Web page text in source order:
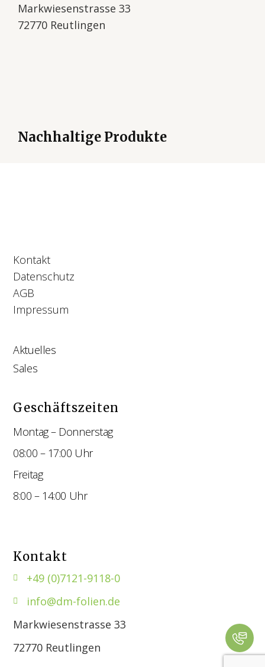
Markwiesenstrasse 33
72770 Reutlingen
Nachhaltige Produkte
Kontakt
Datenschutz
AGB
Impressum
Aktuelles
Sales
Geschäftszeiten
Montag – Donnerstag
08:00 – 17:00 Uhr
Freitag
8:00 – 14:00 Uhr
Kontakt
+49 (0)7121-9118-0
info@dm-folien.de
Markwiesenstrasse 33
72770 Reutlingen